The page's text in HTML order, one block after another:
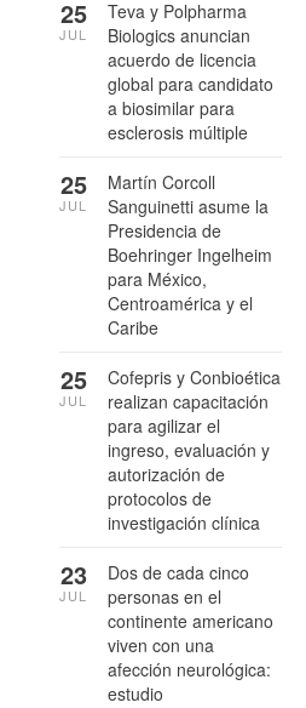
Teva y Polpharma
Biologics anuncian
acuerdo de licencia
global para candidato
a biosimilar para
esclerosis múltiple
25
JUL
Martín Corcoll
Sanguinetti asume la
Presidencia de
Boehringer Ingelheim
para México,
Centroamérica y el
Caribe
25
JUL
Cofepris y Conbioética
realizan capacitación
para agilizar el
ingreso, evaluación y
autorización de
protocolos de
investigación clínica
25
JUL
Dos de cada cinco
personas en el
continente americano
viven con una
afección neurológica:
estudio
23
JUL